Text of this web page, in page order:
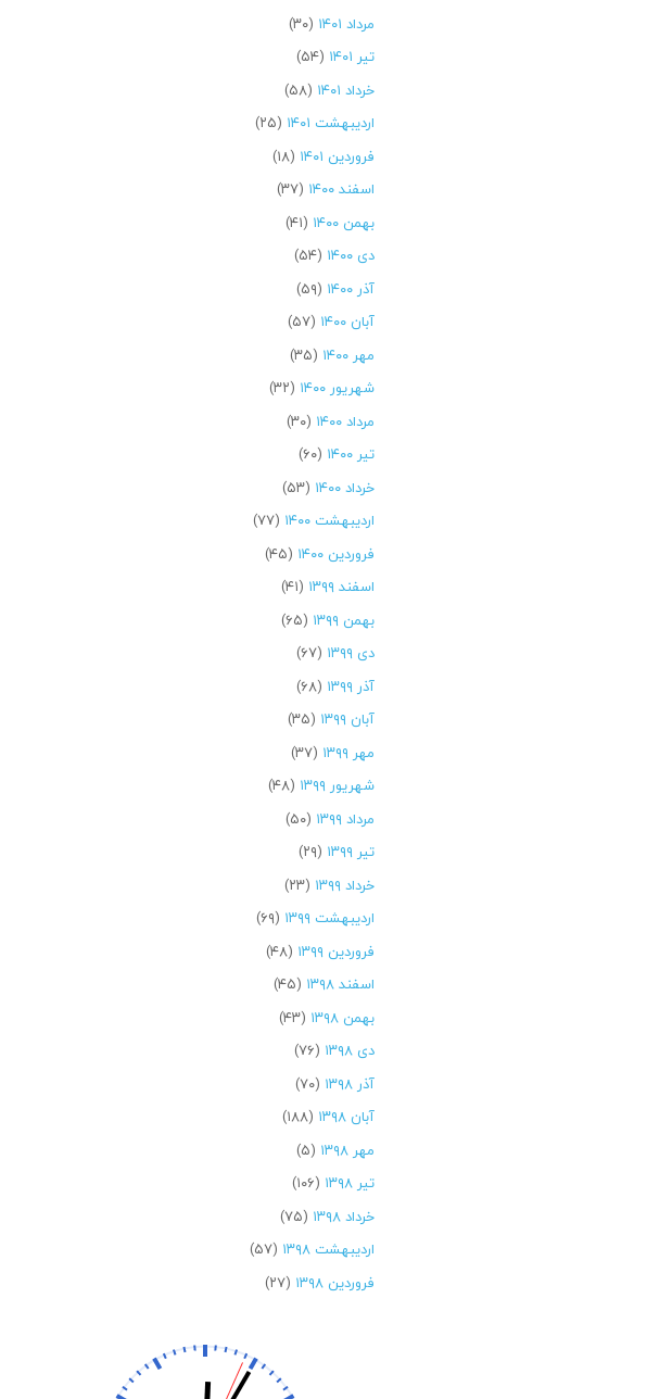
مرداد ۱۴۰۱
(۳۰)
تیر ۱۴۰۱
(۵۴)
خرداد ۱۴۰۱
(۵۸)
اردیبهشت ۱۴۰۱
(۲۵)
فروردین ۱۴۰۱
(۱۸)
اسفند ۱۴۰۰
(۳۷)
بهمن ۱۴۰۰
(۴۱)
دی ۱۴۰۰
(۵۴)
آذر ۱۴۰۰
(۵۹)
آبان ۱۴۰۰
(۵۷)
مهر ۱۴۰۰
(۳۵)
شهریور ۱۴۰۰
(۳۲)
مرداد ۱۴۰۰
(۳۰)
تیر ۱۴۰۰
(۶۰)
خرداد ۱۴۰۰
(۵۳)
اردیبهشت ۱۴۰۰
(۷۷)
فروردین ۱۴۰۰
(۴۵)
اسفند ۱۳۹۹
(۴۱)
بهمن ۱۳۹۹
(۶۵)
دی ۱۳۹۹
(۶۷)
آذر ۱۳۹۹
(۶۸)
آبان ۱۳۹۹
(۳۵)
مهر ۱۳۹۹
(۳۷)
شهریور ۱۳۹۹
(۴۸)
مرداد ۱۳۹۹
(۵۰)
تیر ۱۳۹۹
(۲۹)
خرداد ۱۳۹۹
(۲۳)
اردیبهشت ۱۳۹۹
(۶۹)
فروردین ۱۳۹۹
(۴۸)
اسفند ۱۳۹۸
(۴۵)
بهمن ۱۳۹۸
(۴۳)
دی ۱۳۹۸
(۷۶)
آذر ۱۳۹۸
(۷۰)
آبان ۱۳۹۸
(۱۸۸)
مهر ۱۳۹۸
(۵)
تیر ۱۳۹۸
(۱۰۶)
خرداد ۱۳۹۸
(۷۵)
اردیبهشت ۱۳۹۸
(۵۷)
فروردین ۱۳۹۸
(۲۷)